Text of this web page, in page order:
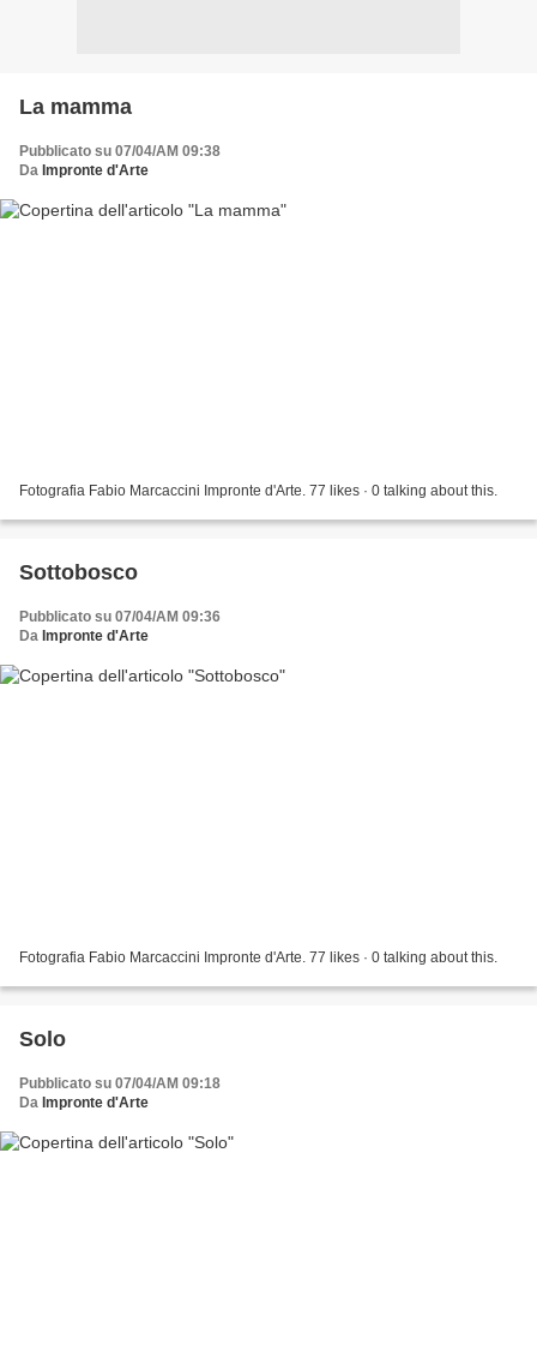
La mamma
Pubblicato su 07/04/AM 09:38
Da Impronte d'Arte
Fotografia Fabio Marcaccini Impronte d'Arte. 77 likes · 0 talking about this.
Sottobosco
Pubblicato su 07/04/AM 09:36
Da Impronte d'Arte
Fotografia Fabio Marcaccini Impronte d'Arte. 77 likes · 0 talking about this.
Solo
Pubblicato su 07/04/AM 09:18
Da Impronte d'Arte